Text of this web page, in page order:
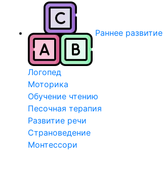
Раннее развитие
Логопед
Моторика
Обучение чтению
Песочная терапия
Развитие речи
Страноведение
Монтессори